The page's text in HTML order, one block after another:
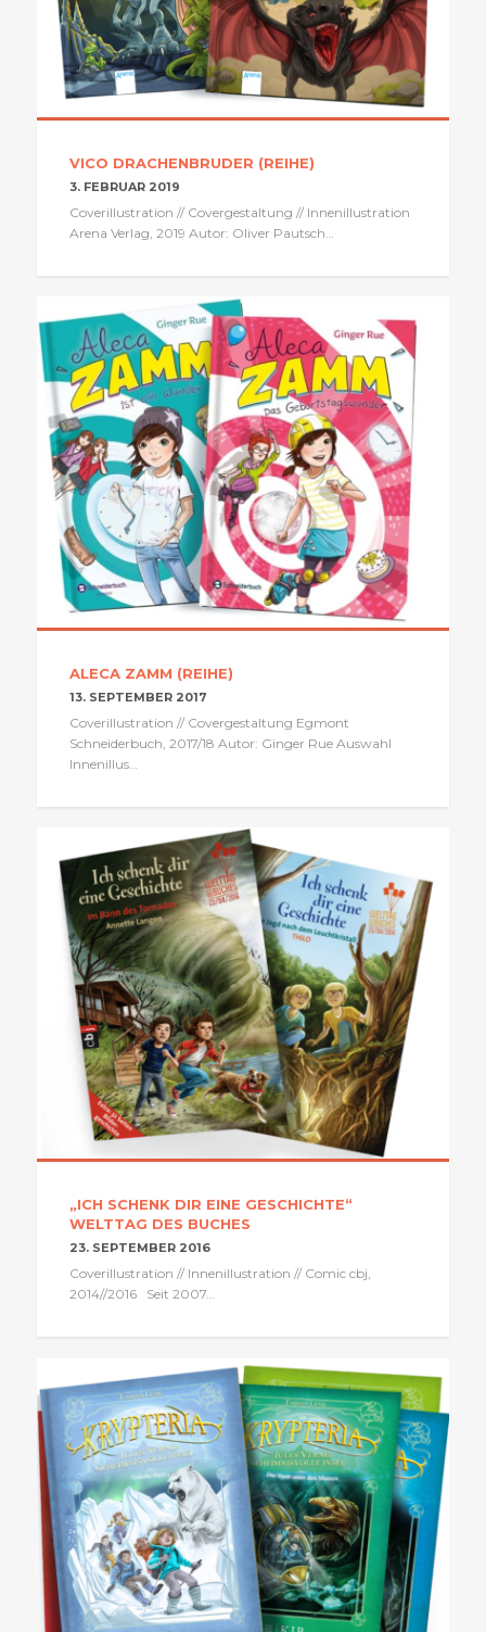
VICO DRACHENBRUDER (REIHE)
3. FEBRUAR 2019
Coverillustration // Covergestaltung // Innenillustration
Arena Verlag, 2019 Autor: Oliver Pautsch…
ALECA ZAMM (REIHE)
13. SEPTEMBER 2017
Coverillustration // Covergestaltung Egmont
Schneiderbuch, 2017/18 Autor: Ginger Rue Auswahl
Innenillus…
„ICH SCHENK DIR EINE GESCHICHTE“
WELTTAG DES BUCHES
23. SEPTEMBER 2016
Coverillustration // Innenillustration // Comic cbj,
2014//2016 Seit 2007…